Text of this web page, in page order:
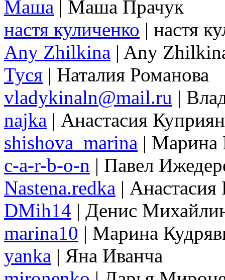
Маша | Маша Прачук
настя куличенко | настя
Any Zhilkina | Any
Туся | Наталия Романова
vladykinaln@mail.ru |
najka | Анастасия
shishova_marina |
c-a-r-b-o-n | Павел
Nastena.redka | Анастасия
DMih14 | Денис
marina10 | Марина
yanka | Яна Иванча